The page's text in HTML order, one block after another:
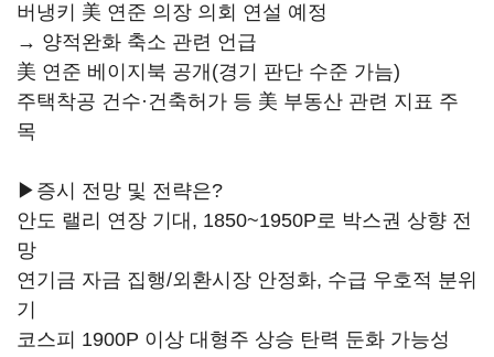
버냉키 美 연준 의장 의회 연설 예정
→ 양적완화 축소 관련 언급
美 연준 베이지북 공개(경기 판단 수준 가늠)
주택착공 건수·건축허가 등 美 부동산 관련 지표 주
목
▶증시 전망 및 전략은?
안도 랠리 연장 기대, 1850~1950P로 박스권 상향 전
망
연기금 자금 집행/외환시장 안정화, 수급 우호적 분위
기
코스피 1900P 이상 대형주 상승 탄력 둔화 가능성